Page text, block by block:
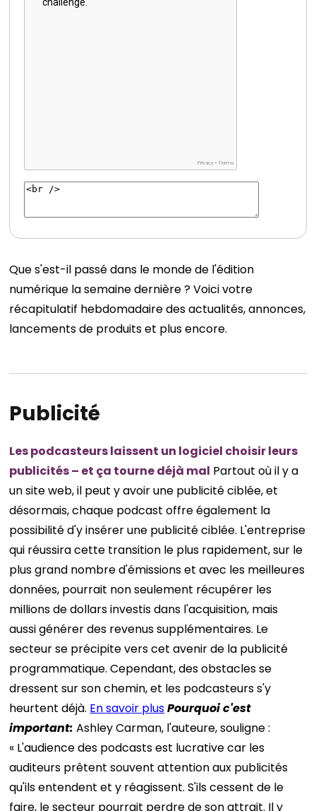
Que s'est-il passé dans le monde de l'édition
numérique la semaine dernière ? Voici votre
récapitulatif hebdomadaire des actualités, annonces,
lancements de produits et plus encore.
Publicité
Les podcasteurs laissent un logiciel choisir leurs
publicités – et ça tourne déjà mal Partout où il y a
un site web, il peut y avoir une publicité ciblée, et
désormais, chaque podcast offre également la
possibilité d'y insérer une publicité ciblée. L'entreprise
qui réussira cette transition le plus rapidement, sur le
plus grand nombre d'émissions et avec les meilleures
données, pourrait non seulement récupérer les
millions de dollars investis dans l'acquisition, mais
aussi générer des revenus supplémentaires. Le
secteur se précipite vers cet avenir de la publicité
programmatique. Cependant, des obstacles se
dressent sur son chemin, et les podcasteurs s'y
heurtent déjà. En savoir plusPourquoi c'est
important: Ashley Carman, l'auteure, souligne :
« L'audience des podcasts est lucrative car les
auditeurs prêtent souvent attention aux publicités
qu'ils entendent et y réagissent. S'ils cessent de le
faire, le secteur pourrait perdre de son attrait. Il y